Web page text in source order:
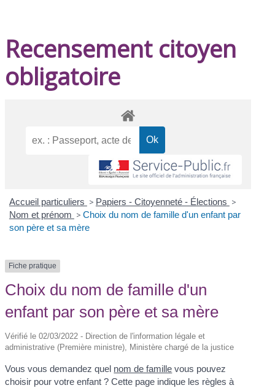
Recensement citoyen
obligatoire
Accueil particuliers > Papiers - Citoyenneté - Élections >
Nom et prénom > Choix du nom de famille d'un enfant par
son père et sa mère
Fiche pratique
Choix du nom de famille d'un
enfant par son père et sa mère
Vérifié le 02/03/2022 - Direction de l'information légale et
administrative (Première ministre), Ministère chargé de la justice
Vous vous demandez quel nom de famille vous pouvez
choisir pour votre enfant ? Cette page indique les règles à